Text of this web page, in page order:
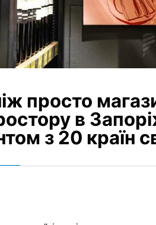
просто
в
з 20 країн